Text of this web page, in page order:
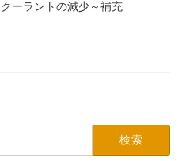
ーラントの減少～補充